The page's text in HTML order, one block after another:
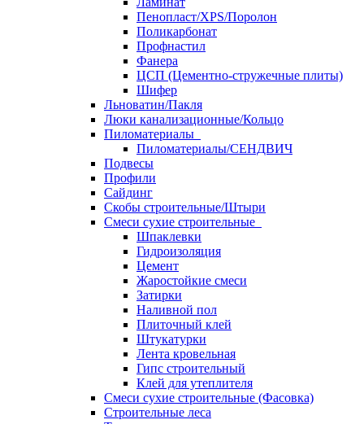
Пенопласт/XPS/Поролон
Поликарбонат
Профнастил
Фанера
ЦСП (Цементно-стружечные плиты)
Шифер
Льноватин/Пакля
Люки канализационные/Кольцо
Пиломатериалы
Пиломатериалы/СЕНДВИЧ
Подвесы
Профили
Сайдинг
Скобы строительные/Штыри
Смеси сухие строительные
Шпаклевки
Гидроизоляция
Цемент
Жаростойкие смеси
Затирки
Наливной пол
Плиточный клей
Штукатурки
Лента кровельная
Гипс строительный
Клей для утеплителя
Смеси сухие строительные (Фасовка)
Строительные леса